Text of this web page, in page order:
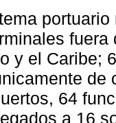
y el Caribe;
64
a 16